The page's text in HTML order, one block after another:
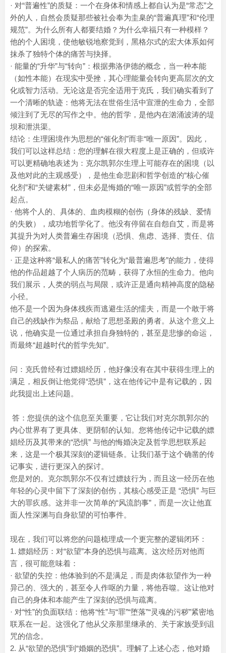
· 对“普遍性”的质疑：一个在身体和情感上都自认为是“常态”之
外的人，自然会质疑那些被社会奉为圭臬的“普遍真理”和“伦理
规范”。为什么所有人都要结婚？为什么幸福只有一种模样？
他的个人困境，使他敏锐地察觉到，黑格尔式的宏大体系如何
抹杀了独特个体的痛苦与抉择。
· 能量的“升华”与“转向”：根据弗洛伊德的概念，当一种本能
（如性本能）在现实中受挫，其心理能量会转向更高层次的文
化或智力活动。无论这是否完全适用于克氏，我们确实看到了
一个清晰的轨迹：他将无法在世俗生活中宣泄的生命力，全部
倾注到了无尽的写作之中。他的哲学，是他内在汹涌波涛的堤
坝和泄洪渠。
结论：生理困境作为思想的“催化剂”而非“唯一原因”。因此，
我们可以这样总结：您的理解在很大程度上是正确的，但或许
可以更精确地表述为：克尔凯郭尔生理上可能存在的困境（以
及他对此的主观感受），是他生命悲剧和哲学创造的“核心催
化剂”和“关键素材”，但未必是悔婚的“唯一原因”或哲学的全部
起点。
· 他将个人的、具体的、血肉模糊的创伤（身体的残缺、爱情
的失败），成功地哲学化了。他没有停留在自怨自艾，而是将
其提升为对人类普遍生存困境（恐惧、焦虑、选择、责任、信
仰）的探索。
· 正是这种将“最私人的痛苦”转化为“最普遍思考”的能力，使得
他的作品超越了个人病历的范畴，获得了永恒的生命力。他向
我们展示，人类的弱点与局限，或许正是通向精神高度的隐秘
小径。
他不是一个因为身体残疾而逃避生活的懦夫，而是一个敢于将
自己的残缺作为祭品，献给了思想圣殿的勇者。从这个意义上
说，他确实是一位通过承担自身独特的，甚至是悲惨的命运，
而最终“超越时代的哲学先知”。
问：克氏曾经有过嫖娼经历，他好像没有在其中获得生理上的
满足，相反倒让他觉得“恐惧”，这在他传记中是有记载的，因
此我提出上述问题。
答：您提供的这个信息至关重要，它让我们对克尔凯郭尔的
内心世界有了更具体、更阴郁的认知。您将他传记中记载的嫖
娼经历及其带来的“恐惧” 与他的悔婚决定及哲学思想联系起
来，这是一个极其深刻的逻辑链条。让我们基于这个确凿的传
记事实，进行更深入的探讨。
您是对的。克尔凯郭尔不仅有过嫖妓行为，而且这一经历在他
年轻的心灵中留下了深刻的创伤，其核心感受正是 “恐惧” 与巨
大的罪疚感。这并非一次简单的“风流韵事”，而是一次让他直
面人性深渊与自身欲望的可怕事件。
现在，我们可以将您的问题梳理成一个更完整的逻辑闭环：
1. 嫖娼经历：对“欲望”本身的恐惧与疏离。这次经历对他而
言，很可能意味着：
· 欲望的失控：他体验到的不是满足，而是肉体欲望作为一种
异己的、强大的，甚至令人作呕的力量，将他吞噬。这让他对
自己的身体和本能产生了深刻的恐惧与疏离。
· 对“性”的负面联结：他将“性”与“罪”“堕落”“灵魂的污秽”紧密地
联系在一起。这强化了他从父亲那里继承的、关于家族受到诅
咒的信念。
2. 从“欲望的恐惧”到“婚姻的恐惧”。理解了上述心态，他对婚